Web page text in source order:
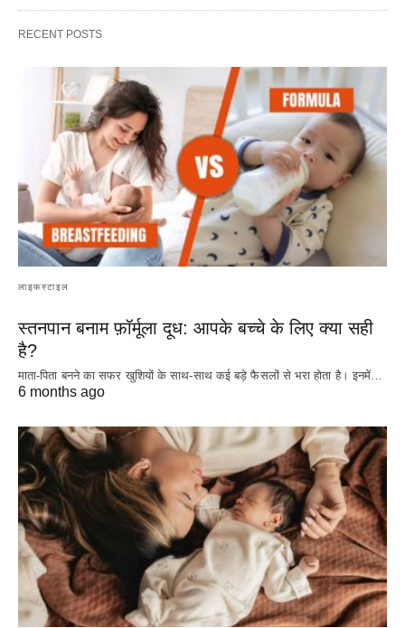
RECENT POSTS
लाइफस्टाइल
स्तनपान बनाम फ़ॉर्मूला दूध: आपके बच्चे के लिए क्या सही
है?
माता-पिता बनने का सफर खुशियों के साथ-साथ कई बड़े फैसलों से भरा होता है। इनमें…
6 months ago